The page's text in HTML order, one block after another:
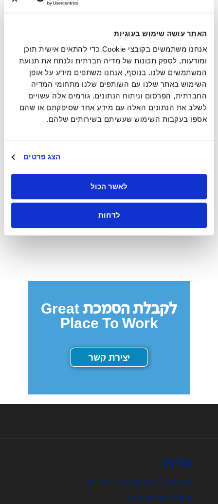
האתר עושה שימוש בעוגיות
אנחנו משתמשים בקובצי Cookie כדי להתאים אישית תוכן
ומודעות, לספק תכונות של מדיה חברתית ולנתח את תנועת
המשתמשים שלנו. בנוסף, אנחנו משתפים מידע על אופן
השימוש באתר שלנו עם השותפים שלנו מתחומי המדיה
החברתית, הפרסום וניתוח הנתונים. גורמים אלה עשויים
לשלב את הנתונים האלה עם מידע אחר שסיפקתם או שהם
אספו בעקבות השימוש שעשיתם בשירותים שלהם.
הצג פרטים
לאשר הכול
לדחות
המטרה שלנו היא לספק פתרונות עסקיים חיוניים ברחבי
כולל ללקוחות שלנו על ידי איתור, איחוד ואספקת פריטים
חיוניים לעסק. אסטרטגיית הצמיחה שלנו היא כזו שמספקת
צמיחה אורגנית מתמשכת, שיפורים במודל התפעול, גידול
באמצעות רכישות ושילוב הקיימות כחלק חיוני מהמשוואה
באמצעות שרשראות אספקה אחראיות, השקעה בכוח עבודה
מגוון, פעולה לשינויי אקלים ומתן פתרונות ברי-קיימא
93
אמינות
כבוד
91
91
גאווה
95
לקבלת הסמכת Great
Place To Work
יצירת קשר
אודות
®Great Place To Work | אודות
המודל והמתודולוגיה